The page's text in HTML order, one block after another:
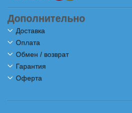
Дополнительно
Доставка
Оплата
Обмен / возврат
Гарантия
Оферта